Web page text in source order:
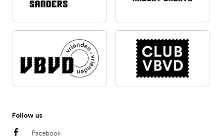
Follow us
Facebook